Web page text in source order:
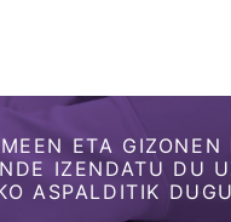
ETA GIZONEN
IZENDATU DU
ASPALDITIK